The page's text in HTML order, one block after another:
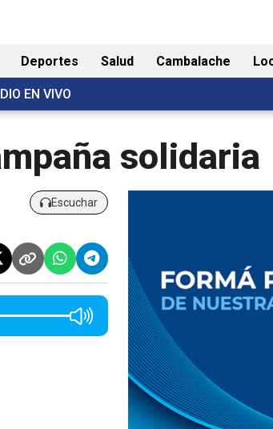
Deportes Salud Cambalache
EN VIVO
solidaria
Escuchar